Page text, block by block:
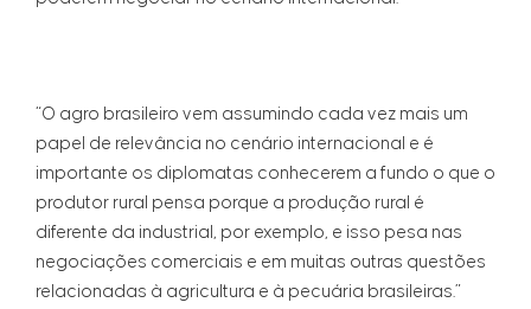
“O agro brasileiro vem assumindo cada vez mais um
papel de relevância no cenário internacional e é
importante os diplomatas conhecerem a fundo o que o
produtor rural pensa porque a produção rural é
diferente da industrial, por exemplo, e isso pesa nas
negociações comerciais e em muitas outras questões
relacionadas à agricultura e à pecuária brasileiras.”